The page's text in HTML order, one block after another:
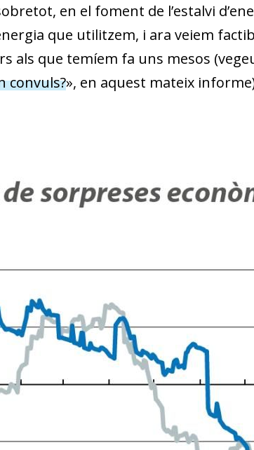
en el foment de l’estalvi
que utilitzem, i ara veiem
als que temíem fa uns mesos
convuls?», en aquest mateix